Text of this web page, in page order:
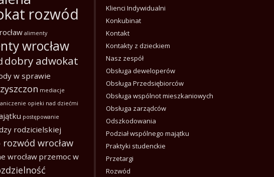
rozwód
alimenty
wrocław
dobry adwokat
w sprawie
mediacje
opieki nad dziećmi
postępowanie
rodzicielskiej
rozwód wrocław
wrocławprzemoc w
Klienci Indywidualni
Konkubinat
Kontakt
Kontakty z dzieckiem
Nasz zespół
Obsługa deweloperów
Obsługa Przedsiębiorców
Obsługa wspólnot mieszkaniowych
Obsługa zarządców
Odszkodowania
Podział wspólnego majątku
Praktyki studenckie
Przetargi
Rozwód